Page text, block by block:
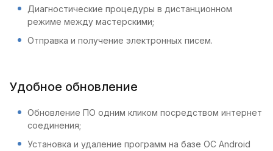
Диагностические процедуры в дистанционном
режиме между мастерскими;
Отправка и получение электронных писем.
Удобное обновление
Обновление ПО одним кликом посредством интернет
соединения;
Установка и удаление программ на базе ОС Android